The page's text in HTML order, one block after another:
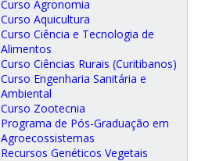
Curso Agronomia
Curso Aquicultura
Curso Ciência e Tecnologia de
Alimentos
Curso Ciências Rurais (Curitibanos)
Curso Engenharia Sanitária e
Ambiental
Curso Zootecnia
Programa de Pós-Graduação em
Agroecossistemas
Recursos Genéticos Vegetais